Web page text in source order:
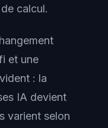
calcul.
et une
: la
IA devient
varient selon